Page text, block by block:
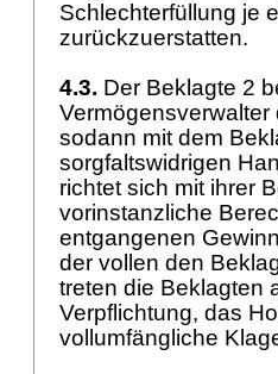
Schlechterfüllung je
zurückzuerstatten.
4.3. Der Beklagte 2
sodann mit dem
sorgfaltswidrigen
richtet sich mit ihrer
vorinstanzliche
entgangenen
der vollen den
treten die Beklagten
Verpflichtung, das
vollumfängliche